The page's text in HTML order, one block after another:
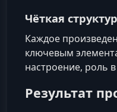
Чёткая
Каждое
ключевым
настроение, роль
Результат